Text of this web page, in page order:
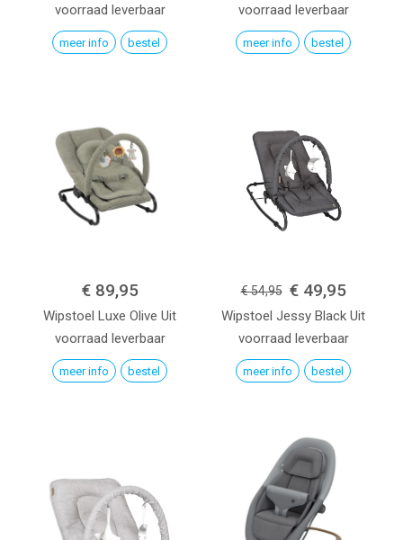
voorraad leverbaar
meer info bestel
voorraad leverbaar
meer info bestel
€ 89,95
Wipstoel Luxe Olive Uit
voorraad leverbaar
meer info bestel
€ 54,95 € 49,95
Wipstoel Jessy Black Uit
voorraad leverbaar
meer info bestel